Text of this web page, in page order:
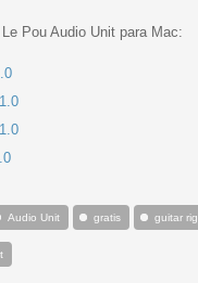
Pou Audio Unit para Mac:
Audio Unit gratis guitar rig